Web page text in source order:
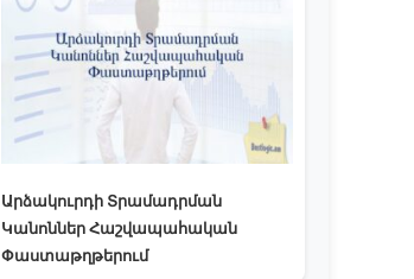
Արձակուրդի Տրամադրման
Կանոններ Հաշվապահական
Փաստաթղթերում